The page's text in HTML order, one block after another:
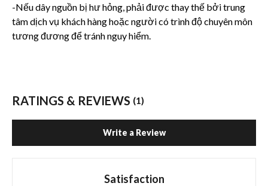
-Nếu dây nguồn bị hư hỏng, phải được thay thế bởi trung
tâm dịch vụ khách hàng hoặc người có trình độ chuyên môn
tương đương để tránh nguy hiểm.
RATINGS & REVIEWS (1)
Write a Review
Satisfaction